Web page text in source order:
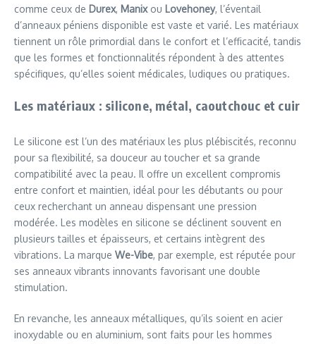
comme ceux de Durex, Manixou Lovehoney, l’éventail
d’anneaux péniens disponible est vaste et varié. Les matériaux
tiennent un rôle primordial dans le confort et l’efficacité, tandis
que les formes et fonctionnalités répondent à des attentes
spécifiques, qu’elles soient médicales, ludiques ou pratiques.
Les matériaux : silicone, métal, caoutchouc et cuir
Le silicone est l’un des matériaux les plus plébiscités, reconnu
pour sa flexibilité, sa douceur au toucher et sa grande
compatibilité avec la peau. Il offre un excellent compromis
entre confort et maintien, idéal pour les débutants ou pour
ceux recherchant un anneau dispensant une pression
modérée. Les modèles en silicone se déclinent souvent en
plusieurs tailles et épaisseurs, et certains intègrent des
vibrations. La marque We-Vibe, par exemple, est réputée pour
ses anneaux vibrants innovants favorisant une double
stimulation.
En revanche, les anneaux métalliques, qu’ils soient en acier
inoxydable ou en aluminium, sont faits pour les hommes